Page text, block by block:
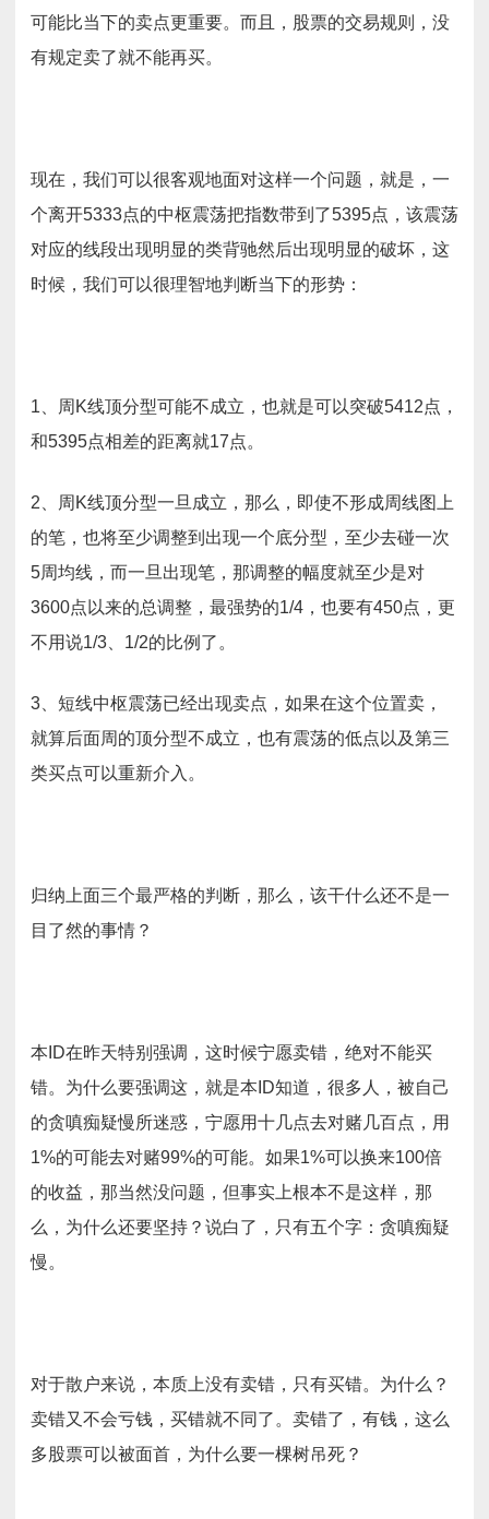
可能比当下的卖点更重要。而且，股票的交易规则，没
有规定卖了就不能再买。
现在，我们可以很客观地面对这样一个问题，就是，一
个离开5333点的中枢震荡把指数带到了5395点，该震荡
对应的线段出现明显的类背驰然后出现明显的破坏，这
时候，我们可以很理智地判断当下的形势：
1、周K线顶分型可能不成立，也就是可以突破5412点，
和5395点相差的距离就17点。
2、周K线顶分型一旦成立，那么，即使不形成周线图上
的笔，也将至少调整到出现一个底分型，至少去碰一次
5周均线，而一旦出现笔，那调整的幅度就至少是对
3600点以来的总调整，最强势的1/4，也要有450点，更
不用说1/3、1/2的比例了。
3、短线中枢震荡已经出现卖点，如果在这个位置卖，
就算后面周的顶分型不成立，也有震荡的低点以及第三
类买点可以重新介入。
归纳上面三个最严格的判断，那么，该干什么还不是一
目了然的事情？
本ID在昨天特别强调，这时候宁愿卖错，绝对不能买
错。为什么要强调这，就是本ID知道，很多人，被自己
的贪嗔痴疑慢所迷惑，宁愿用十几点去对赌几百点，用
1%的可能去对赌99%的可能。如果1%可以换来100倍
的收益，那当然没问题，但事实上根本不是这样，那
么，为什么还要坚持？说白了，只有五个字：贪嗔痴疑
慢。
对于散户来说，本质上没有卖错，只有买错。为什么？
卖错又不会亏钱，买错就不同了。卖错了，有钱，这么
多股票可以被面首，为什么要一棵树吊死？